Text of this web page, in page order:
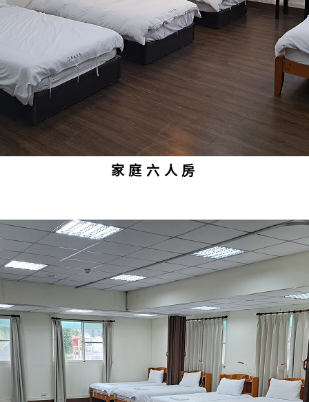
家庭六人房